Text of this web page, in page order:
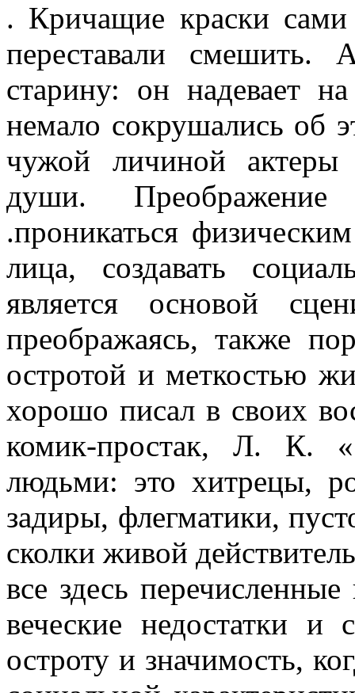
. Кричащие краски
переставали сме­шить.
старину: он надевает
немало сокрушались об
чужой личиной
души. Преобра­жение
.проникаться
лица, создавать
является основой
преображаясь, также
остротой и мет­костью
хорошо писал в своих
комик-простак, Л. К.
людьми: это хитрецы,
задиры, флегматики,
сколки живой
все здесь
веческие недостатки и
остроту и значимость,